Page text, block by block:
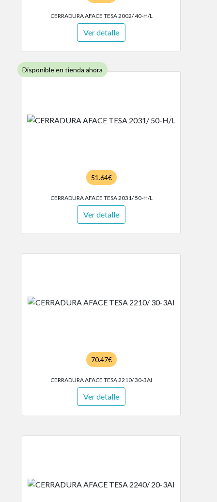
CERRADURA AFACE TESA 2002/ 40-H/L
Ver detalle
Disponible en tienda ahora
51.64€
CERRADURA AFACE TESA 2031/ 50-H/L
Ver detalle
70.47€
CERRADURA AFACE TESA 2210/ 30-3AI
Ver detalle